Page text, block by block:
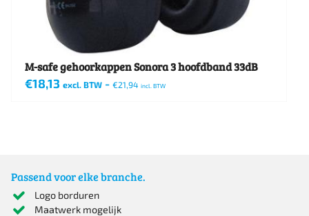
M-safe gehoorkappen Sonora 3 hoofdband 33dB
€18,13 excl. BTW - €21,94 incl. BTW
Passend voor elke branche.
Logo borduren
Maatwerk mogelijk